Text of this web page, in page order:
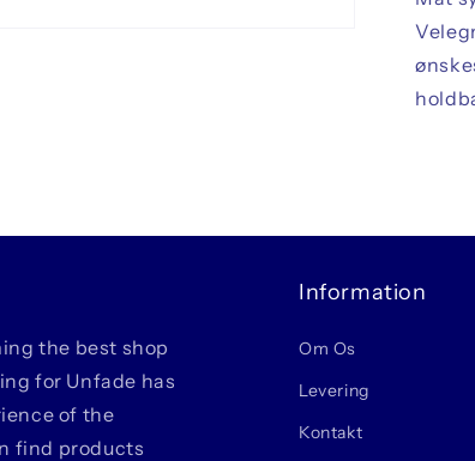
the best shop
for Unfade has
of the
find products
Information
Om Os
Levering
Kontakt